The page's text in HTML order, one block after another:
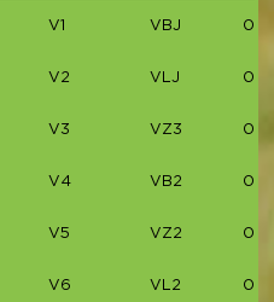
V1 VBJ
V2 VLJ
V3 VZ3
V4 VB2
V5 VZ2
V6 VL2